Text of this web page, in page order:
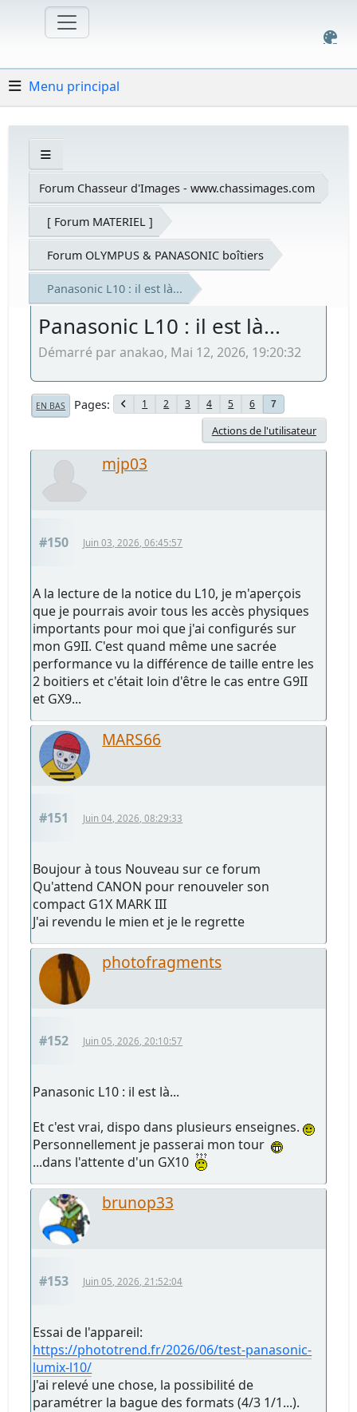
Menu principal
Forum Chasseur d'Images - www.chassimages.com
[ Forum MATERIEL ]
Forum OLYMPUS & PANASONIC boîtiers
Panasonic L10 : il est là...
Panasonic L10 : il est là...
Démarré par anakao, Mai 12, 2026, 19:20:32
EN BAS Pages 1 2 3 4 5 6 7
Actions de l'utilisateur
mjp03
#150 Juin 03, 2026, 06:45:57
A la lecture de la notice du L10, je m'aperçois
que je pourrais avoir tous les accès physiques
importants pour moi que j'ai configurés sur
mon G9II. C'est quand même une sacrée
performance vu la différence de taille entre les
2 boitiers et c'était loin d'être le cas entre G9II
et GX9...
MARS66
#151 Juin 04, 2026, 08:29:33
Boujour à tous Nouveau sur ce forum
Qu'attend CANON pour renouveler son
compact G1X MARK III
J'ai revendu le mien et je le regrette
photofragments
#152 Juin 05, 2026, 20:10:57
Panasonic L10 : il est là...
Et c'est vrai, dispo dans plusieurs enseignes.
Personnellement je passerai mon tour
...dans l'attente d'un GX10
brunop33
#153 Juin 05, 2026, 21:52:04
Essai de l'appareil:
https://phototrend.fr/2026/06/test-panasonic-
lumix-l10/
J'ai relevé une chose, la possibilité de
paramétrer la bague des formats (4/3 1/1...).